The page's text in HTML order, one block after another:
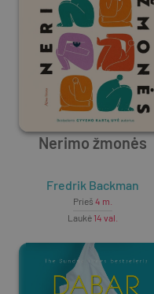
Nerimo žmonės
Fredrik Backman
Prieš 4 m.
Laukė 14 val.